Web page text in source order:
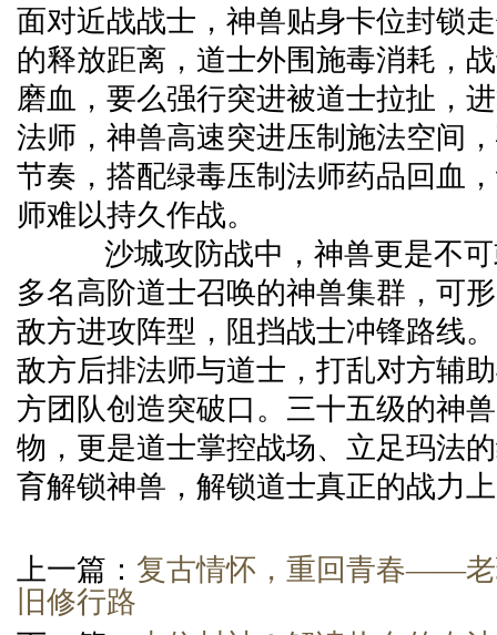
面对近战战士，神兽贴身卡位封锁
的释放距离，道士外围施毒消耗，
磨血，要么强行突进被道士拉扯，
法师，神兽高速突进压制施法空间
节奏，搭配绿毒压制法师药品回血
师难以持久作战。
沙城攻防战中，神兽更是不可
多名高阶道士召唤的神兽集群，可
敌方进攻阵型，阻挡战士冲锋路线
敌方后排法师与道士，打乱对方辅
方团队创造突破口。三十五级的神
物，更是道士掌控战场、立足玛法
育解锁神兽，解锁道士真正的战力
上一篇： 复古情怀，重回青春——
旧修行路